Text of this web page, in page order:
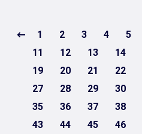
1 2 3 4 5
11
12 13 14
19
20 21 22
27
28 29 30
35
36 37 38
43
44 45 46